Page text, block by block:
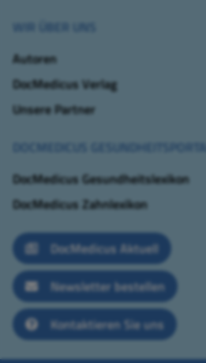
WIR ÜBER UNS
Autoren
DocMedicus Verlag
Unsere Partner
DOCMEDICUS GESUNDHEITSPORTAL
DocMedicus Gesundheitslexikon
DocMedicus Zahnlexikon
DocMedicus Aktuell
Newsletter bestellen
Kontaktieren Sie uns